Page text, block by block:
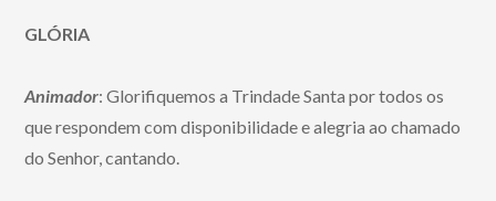
GLÓRIA
Animador: Glorifiquemos a Trindade Santa por todos os
que respondem com disponibilidade e alegria ao chamado
do Senhor, cantando.